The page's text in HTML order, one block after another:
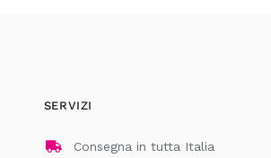
SERVIZI
Consegna in tutta Italia